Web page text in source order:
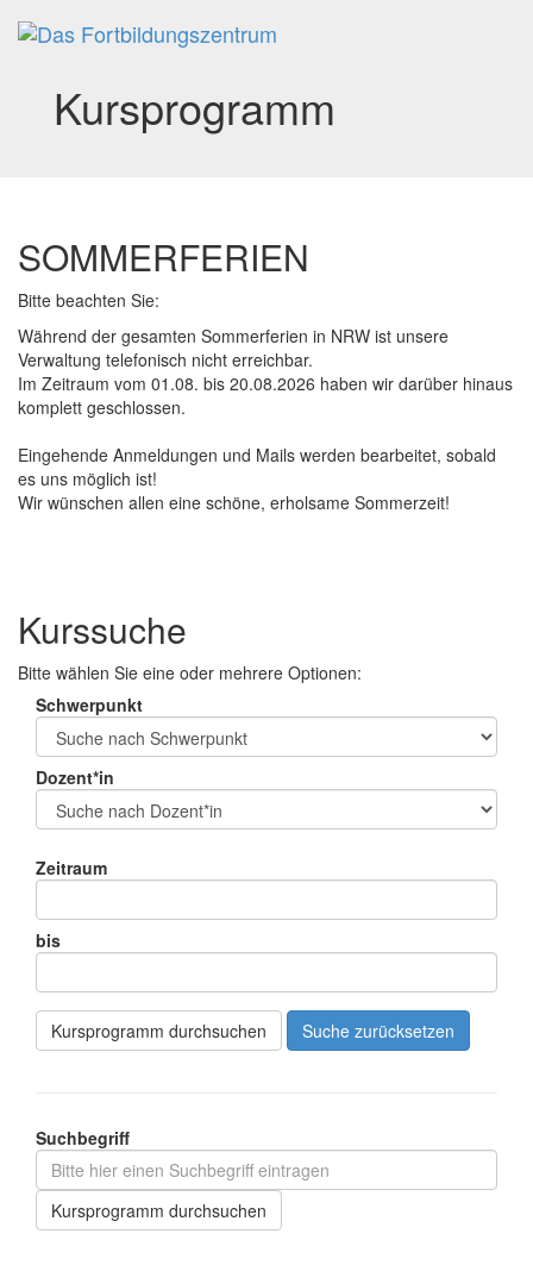
Kursprogramm
SOMMERFERIEN
Bitte beachten Sie:
Während der gesamten Sommerferien in NRW ist unsere
Verwaltung telefonisch nicht erreichbar.
Im Zeitraum vom 01.08. bis 20.08.2026 haben wir darüber hinaus
komplett geschlossen.
Eingehende Anmeldungen und Mails werden bearbeitet, sobald
es uns möglich ist!
Wir wünschen allen eine schöne, erholsame Sommerzeit!
Kurssuche
Bitte wählen Sie eine oder mehrere Optionen:
Schwerpunkt
Dozent*in
Zeitraum
bis
Kursprogramm durchsuchen Suche zurücksetzen
Suchbegriff
Kursprogramm durchsuchen